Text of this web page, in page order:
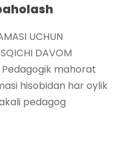
UCHUN
DAVOM
Pedagogik mahorat
hisobidan har oylik
pedagog